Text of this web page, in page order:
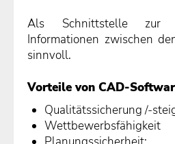
Als Schnittstelle zur
Informationen zwischen
sinnvoll.
Vorteile von CAD-
Qualitätssicherung /-
Wettbewerbsfähigkeit